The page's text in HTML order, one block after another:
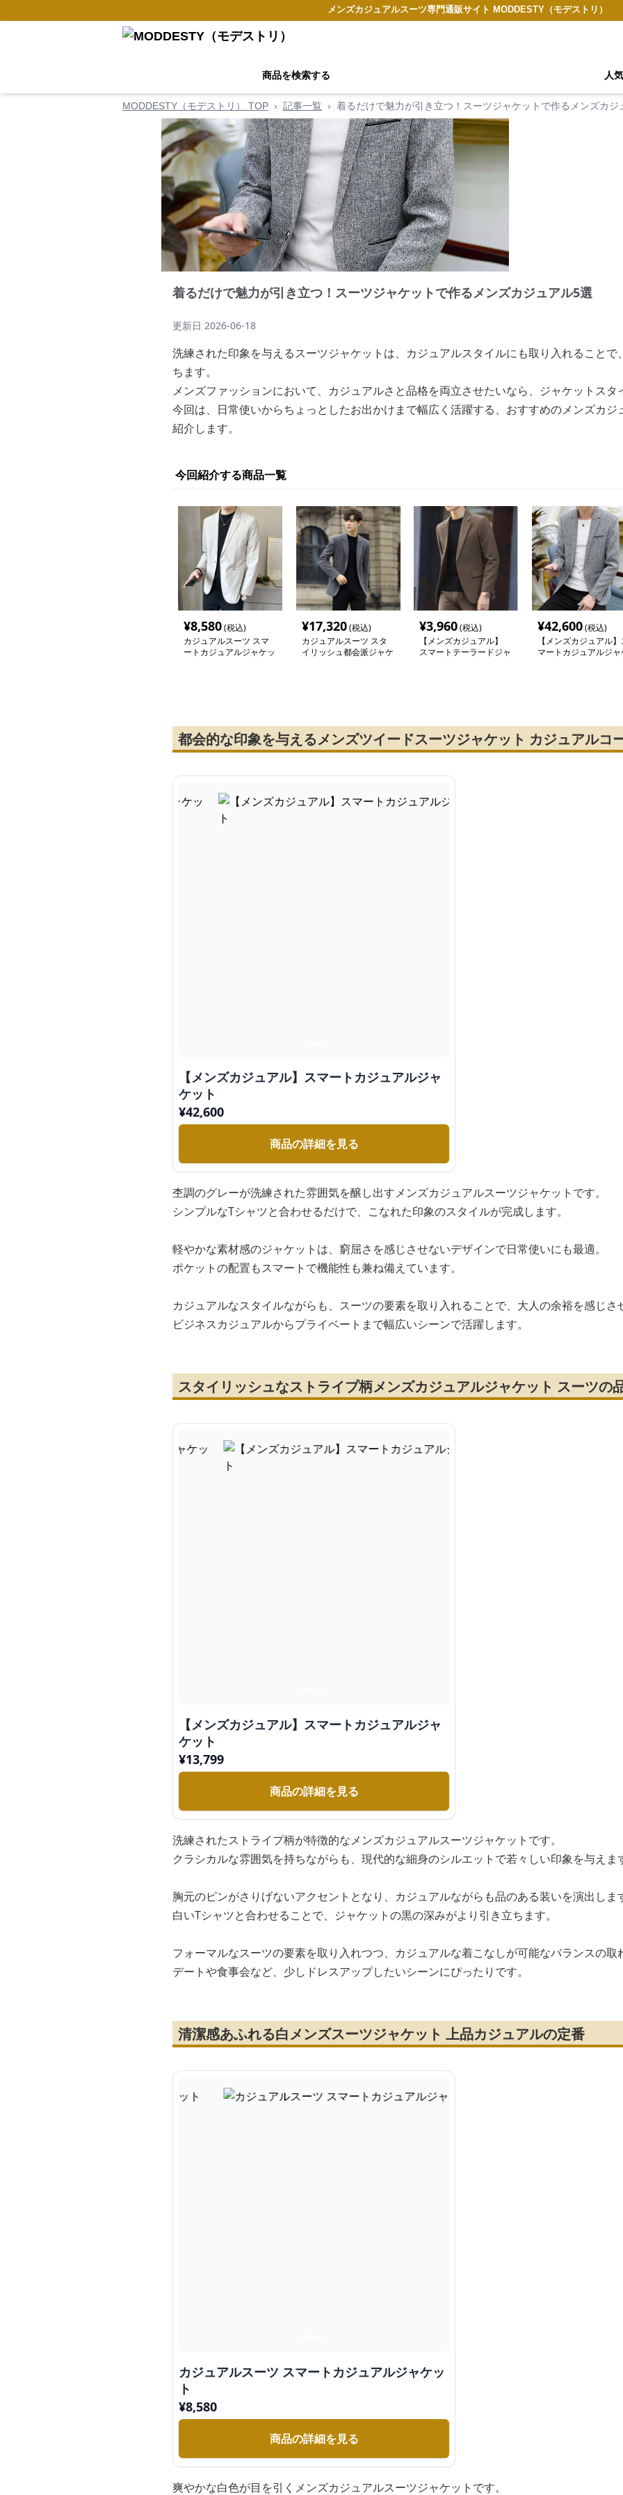
メンズカジュアルスーツ専門通販サイト MODDESTY（モデストリ）
商品を検索する 人
MODDESTY（モデストリ） TOP › 記事一覧 › 着るだけで魅力が引き立つ！スーツジャケットで作るメンズカジ
着るだけで魅力が引き立つ！スーツジャケットで作るメンズカジュアル5選
更新日 2026-06-18
洗練された印象を与えるスーツジャケットは、カジュアルスタイルにも取り入れること
ちます。
メンズファッションにおいて、カジュアルさと品格を両立させたいなら、ジャケットスタ
今回は、日常使いからちょっとしたお出かけまで幅広く活躍する、おすすめのメンズカ
紹介します。
今回紹介する商品一覧
¥8,580(税込)
カジュアルスーツ スマ
ートカジュアルジャケッ
¥17,320(税込)
カジュアルスーツ スタ
イリッシュ都会派ジャケ
¥3,960(税込)
【メンズカジュアル】
スマートテーラードジャ
¥42,600(税込)
【メンズカジュアル
マートカジュアルジャ
都会的な印象を与えるメンズツイードスーツジャケット カジュアルコ
【メンズカジュアル】スマートカジュアルジャ
ケット
¥42,600
商品の詳細を見る
杢調のグレーが洗練された雰囲気を醸し出すメンズカジュアルスーツジャケットです。
シンプルなTシャツと合わせるだけで、こなれた印象のスタイルが完成します。
軽やかな素材感のジャケットは、窮屈さを感じさせないデザインで日常使いにも最適。
ポケットの配置もスマートで機能性も兼ね備えています。
カジュアルなスタイルながらも、スーツの要素を取り入れることで、大人の余裕を感じさ
ビジネスカジュアルからプライベートまで幅広いシーンで活躍します。
スタイリッシュなストライプ柄メンズカジュアルジャケット スーツの
【メンズカジュアル】スマートカジュアルジャ
ケット
¥13,799
商品の詳細を見る
洗練されたストライプ柄が特徴的なメンズカジュアルスーツジャケットです。
クラシカルな雰囲気を持ちながらも、現代的な細身のシルエットで若々しい印象を与えま
胸元のピンがさりげないアクセントとなり、カジュアルながらも品のある装いを演出しま
白いTシャツと合わせることで、ジャケットの黒の深みがより引き立ちます。
フォーマルなスーツの要素を取り入れつつ、カジュアルな着こなしが可能なバランスの取
デートや食事会など、少しドレスアップしたいシーンにぴったりです。
清潔感あふれる白メンズスーツジャケット 上品カジュアルの定番
カジュアルスーツ スマートカジュアルジャケッ
ト
¥8,580
商品の詳細を見る
爽やかな白色が目を引くメンズカジュアルスーツジャケットです。